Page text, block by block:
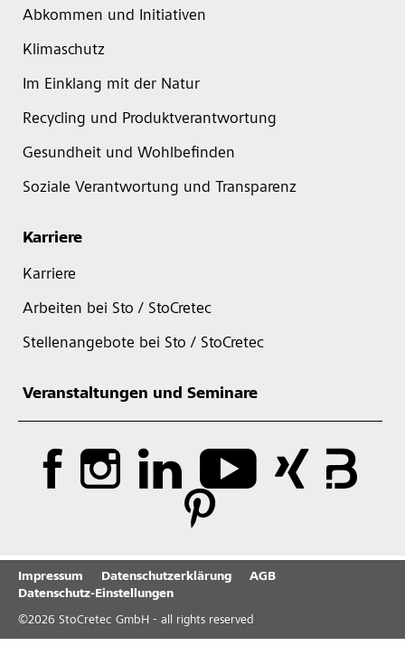
Abkommen und Initiativen
Klimaschutz
Im Einklang mit der Natur
Recycling und Produktverantwortung
Gesundheit und Wohlbefinden
Soziale Verantwortung und Transparenz
Karriere
Karriere
Arbeiten bei Sto / StoCretec
Stellenangebote bei Sto / StoCretec
Veranstaltungen und Seminare
Impressum Datenschutzerklärung
AGB
Datenschutz-Einstellungen
©2026 StoCretec GmbH - all rights reserved